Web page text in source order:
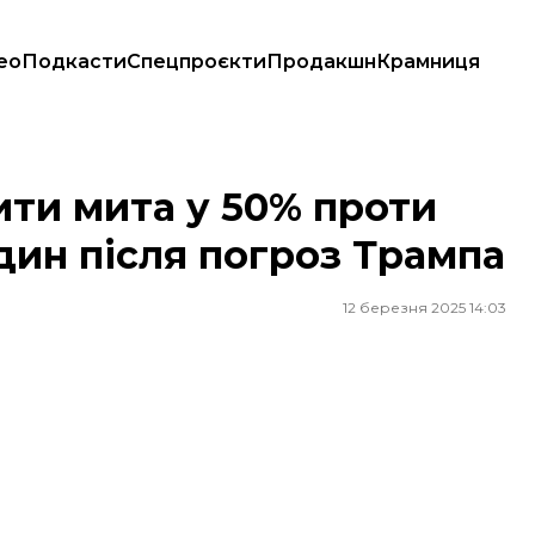
ПодкастиСпецпроєктиПродакшнКрамниця
після погроз Трампа
мита у 50% проти
після погроз Трампа
12 березня 2025 14:03